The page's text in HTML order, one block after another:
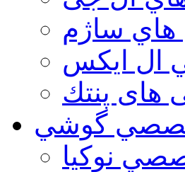
ساژم
ال ايكس
های پنتك
گوشي
نوكيا